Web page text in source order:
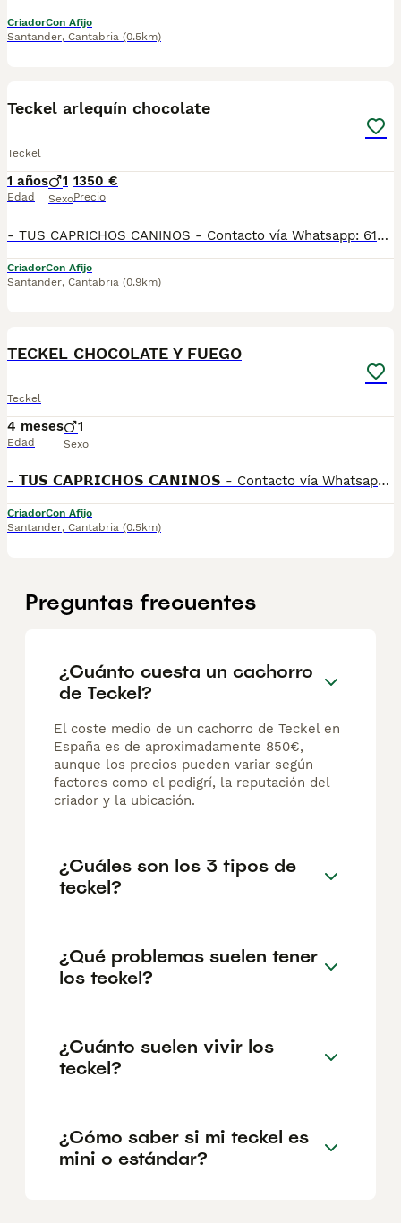
CriadorCon Afijo
Santander, Cantabria (0.5km)
Teckel arlequín chocolate
Teckel
1 años
Edad
1
Sexo
1350 €
Precio
- TUS CAPRICHOS CANINOS - Contacto vía Whatsapp: 613582608 ¿Buscas un nuevo amigo fiel y amoroso? ¡Nuestros cachorros de raza teckel están listos para encontrar un hogar cariñoso! Te enamorarán con sus colores deslumbrantes y su adorable carácter. Nuestros cachorros están criados con el máximo cuidado, asegurándonos de que reciban una nutrición adecuada, ejercicio y atención veterinaria de calidad. Están listos para integrarse en un hogar amoroso, pueden ir a tu hogar para siempre. Si estás buscando un compañero peludo que te brinde alegría y compañía, no busques más. ¡Estos cachorros de teckel de Tus Caprichos Caninos son la elección perfecta! No pierdas la oportunidad de tener una mascota única y especial en tu vida, contáctanos para más información. Todos nuestros cachorros son criados en ambiente familiar y por criadores con años de experiencia. Se entregan después de su revisión veterinaria, vacunados, desparasitados y con su cartilla veterinaria. Posibilidad de entrega en MANO en Cantabria o al rededores (Bilbao, Asturias, Burgos... siempre bajo disponibilidad y ciertas condiciones). o posibilidad de envío a cualquier parte de España: Bilbao, Cantabria, Córdoba, Albacete, Granada, Almeria, Murcia, Galicia, Madrid, Burgos, Vitoria, Pamplona, Barcelona, Cádiz, Sevilla, Lleida, Lugo, Badajoz, Huesca, Valencia, Castellon... siempre con una empresa especializada en el transporte de mascotas y en las mejores condiciones higienico-sanitarias, acompañados por un ATV. - Síguenos en nuestro Instagram para conocer a algunos ejemplares de nuestra guardería!: @_tuscaprichoscaninos - Puedes consultar la disponibilidad en nuestra web (apartado cachorros disponibles): www.tuscaprichoscaninos.com Disponemos de más razas: Chihuahua, Chihuahua de pelo largo, Pomerania, Teckel, Teckel de pelo largo, American Bully... . . Núcleo zoológico: ES36000
CriadorCon Afijo
Santander, Cantabria (0.9km)
TECKEL CHOCOLATE Y FUEGO
Teckel
4 meses
Edad
1
Sexo
- 𝗧𝗨𝗦 𝗖𝗔𝗣𝗥𝗜𝗖𝗛𝗢𝗦 𝗖𝗔𝗡𝗜𝗡𝗢𝗦 - Contacto vía Whatsapp: 613582608 ¿Buscas un nuevo amigo peludo lleno de amor y energía? ¡Nuestros cachorros Teckel están listos para encontrar un hogar cariñoso! Nuestros cachorros están 𝗰𝗿𝗶𝗮𝗱𝗼𝘀 𝗰𝗼𝗻 𝗲𝗹 𝗺𝗮́𝘅𝗶𝗺𝗼 𝗰𝘂𝗶𝗱𝗮𝗱𝗼, asegurándonos de que reciban una nutrición adecuada, ejercicio y atención veterinaria de calidad. 𝗘𝘀𝘁𝗮́𝗻 𝗹𝗶𝘀𝘁𝗼𝘀 𝗽𝗮𝗿𝗮 𝗶𝗻𝘁𝗲𝗴𝗿𝗮𝗿𝘀𝗲 𝗲𝗻 𝘂𝗻 𝗵𝗼𝗴𝗮𝗿 𝗮𝗺𝗼𝗿𝗼𝘀𝗼, 𝗽𝘂𝗲𝗱𝗲𝗻 𝗶𝗿 𝗮 𝘁𝘂 𝗵𝗼𝗴𝗮𝗿 𝗽𝗮𝗿𝗮 𝘀𝗶𝗲𝗺𝗽𝗿𝗲. Si estás buscando un compañero peludo que te brinde alegría y compañía, no busques más. ¡Estos cachorros de teckel son la elección perfecta! No pierdas la oportunidad de tener una mascota única y especial en tu vida, contacta con nosotros para más información. Todos nuestros cachorros son criados en ambiente familiar y por criadores con años de experiencia. Se entregan después de su 𝗿𝗲𝘃𝗶𝘀𝗶𝗼́𝗻 𝘃𝗲𝘁𝗲𝗿𝗶𝗻𝗮𝗿𝗶𝗮, con la 𝗽𝗮𝘂𝘁𝗮 𝗱𝗲 𝘃𝗮𝗰𝘂𝗻𝗮𝗰𝗶𝗼́𝗻 𝗮𝗰𝗼𝗿𝗱𝗲 𝗮 𝘀𝘂 𝗲𝗱𝗮𝗱, 𝗱𝗲𝘀𝗽𝗮𝗿𝗮𝘀𝗶𝘁𝗮𝗱𝗼𝘀, con su 𝗰𝗮𝗿𝘁𝗶𝗹𝗹𝗮 𝘃𝗲𝘁𝗲𝗿𝗶𝗻𝗮𝗿𝗶𝗮, 𝗰𝗵𝗶𝗽 y 𝗽𝗮𝘀𝗮𝗽𝗼𝗿𝘁𝗲 𝗘𝘂𝗿𝗼𝗽𝗲𝗼. Cada cachorro se entrega también con su correspondiente 𝗰𝗼𝗻𝘁𝗿𝗮𝘁𝗼 𝗱𝗲 𝗰𝗼𝗺𝗽𝗿𝗮 𝘆 𝘃𝗲𝗻𝘁𝗮 además de sus correspondientes 𝗴𝗮𝗿𝗮𝗻𝘁𝗶́𝗮𝘀 𝗱𝗲 𝘀𝗮𝗹𝘂𝗱 y 𝗳𝗮𝗰𝘁𝘂𝗿𝗮 𝗱𝗲 𝗰𝗼𝗺𝗽𝗿𝗮. En nuestra guardería, estamos 𝘱𝘭𝘦𝘯𝘢𝘮𝘦𝘯𝘵𝘦 𝘤𝘰𝘮𝘱𝘳𝘰𝘮𝘦𝘵𝘪𝘥𝘰𝘴 𝘤𝘰𝘯 𝘭𝘢 𝘴𝘢𝘭𝘶𝘥 𝘺 𝘦𝘭 𝘣𝘪𝘦𝘯𝘦𝘴𝘵𝘢𝘳 𝘥𝘦 𝘤𝘢𝘥𝘢 𝘶𝘯𝘰 𝘥𝘦 𝘯𝘶𝘦𝘴𝘵𝘳𝘰𝘴 𝘤𝘢𝘤𝘩𝘰𝘳𝘳𝘰𝘴. Nos aseguramos de que sean 𝘦𝘯𝘵𝘳𝘦𝘨𝘢𝘥𝘰𝘴 𝘦𝘯 𝘭𝘢𝘴 𝘮𝘦𝘫𝘰𝘳𝘦𝘴 𝘤𝘰𝘯𝘥𝘪𝘤𝘪𝘰𝘯𝘦𝘴 𝘴𝘰𝘤𝘪𝘰-𝘴𝘢𝘯𝘪𝘵𝘢𝘳𝘪𝘢𝘴. Como 𝗰𝗿𝗶𝗮𝗱𝗼𝗿𝗲𝘀 𝗿𝗲𝘀𝗽𝗼𝗻𝘀𝗮𝗯𝗹𝗲𝘀, 𝘦𝘯𝘵𝘳𝘦𝘨𝘢𝘮𝘰𝘴 𝘵𝘰𝘥𝘢 𝘭𝘢 𝘥𝘰𝘤𝘶𝘮𝘦𝘯𝘵𝘢𝘤𝘪𝘰́𝘯 𝘳𝘦𝘲𝘶𝘦𝘳𝘪𝘥𝘢 𝘴𝘦𝘨𝘶́𝘯 𝘭𝘢 𝘭𝘦𝘺 𝘷𝘪𝘨𝘦𝘯𝘵𝘦. Nos gusta hacer las cosas bien, garantizando que nuestros cachorros crezcan en un entorno de amor y cuidado, listos para adaptarse a su nuevo hogar de manera saludable y feliz. Posibilidad de entrega personalmente en Cantabria/al rededores o posibilidad de transporte a cualquier parte de España: Bilbao, Cantabria, Córdoba, Albacete, Granada, Almeria, Murcia, Galicia, Madrid, Burgos, Vitoria, Pamplona, Barcelona, Cádiz, Sevilla, Lleida, Lugo, Badajoz, Huesca, Valencia, Castellon... siempre con una empresa especializada en el transporte de mascotas y en las mejores condiciones higienico-sanitarias, acompañados por un ATV. Síguenos en nuestro Instagram para ver imágenes de los protagonistas de nuestra guardería: @_tuscaprichoscaninos Para más información, no dudes en contactar conmigo en el 613582608. Gracias. * Consulta disponibilidad en nuestra web (apartado cachorros disponibles): www.tuscaprichoscaninos.com Disponemos de más razas: chihuahua pelo corto, chihuahua pelo largo, teckel pelo largo, teckel pelo corto, american bully, pomerania... . .
CriadorCon Afijo
Santander, Cantabria (0.5km)
Preguntas frecuentes
¿Cuánto cuesta un cachorro
de Teckel?
El coste medio de un cachorro de Teckel en
España es de aproximadamente 850€,
aunque los precios pueden variar según
factores como el pedigrí, la reputación del
criador y la ubicación.
¿Cuáles son los 3 tipos de
teckel?
¿Qué problemas suelen tener
los teckel?
¿Cuánto suelen vivir los
teckel?
¿Cómo saber si mi teckel es
mini o estándar?